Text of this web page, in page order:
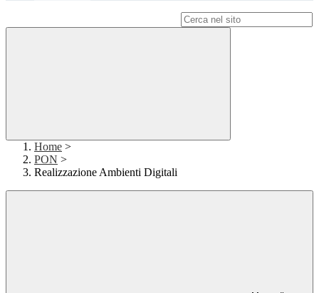
Home >
PON >
Realizzazione Ambienti Digitali